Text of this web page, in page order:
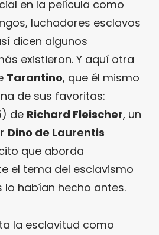
en la película como
luchadores esclavos
dicen algunos
existieron. Y aquí otra
Tarantino, que él mismo
de sus favoritas:
de Richard Fleischer, un
Dino de Laurentis
que aborda
el tema del esclavismo
habían hecho antes.
la esclavitud como